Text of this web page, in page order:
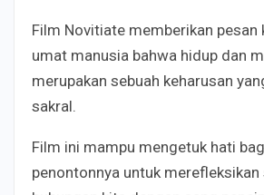
Film Novitiate memberikan pesan
umat manusia bahwa hidup dan
merupakan sebuah keharusan
sakral.
Film ini mampu mengetuk hati
penontonnya untuk